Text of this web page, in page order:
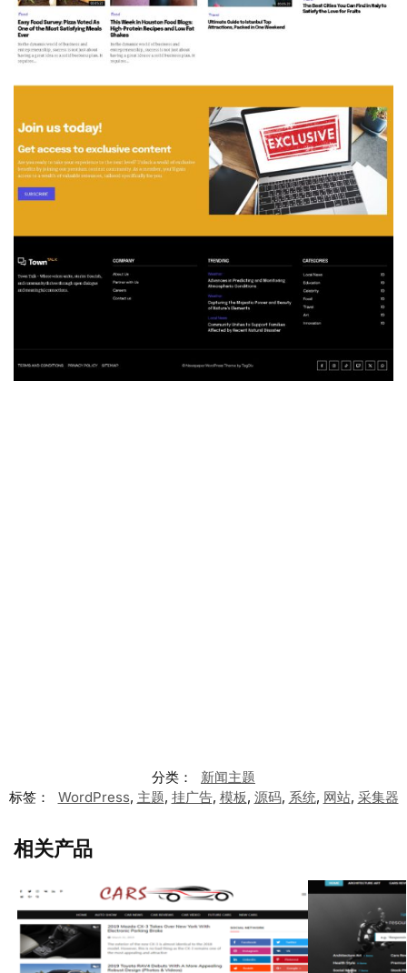
分类：
新闻主题
标签：
WordPress, 主题, 挂广告, 模板, 源码, 系统, 网站, 采集器
相关产品